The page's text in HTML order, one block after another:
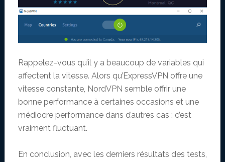
Rappelez-vous qu’il y a beaucoup de variables qui
affectent la vitesse. Alors qu’ExpressVPN offre une
vitesse constante, NordVPN semble offrir une
bonne performance à certaines occasions et une
médiocre performance dans d’autres cas : c’est
vraiment fluctuant.
En conclusion, avec les derniers résultats des tests,